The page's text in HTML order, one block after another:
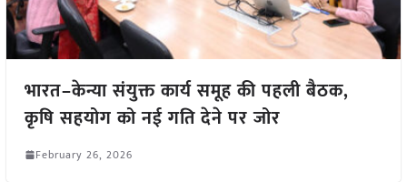
भारत–केन्या संयुक्त कार्य समूह की पहली बैठक,
कृषि सहयोग को नई गति देने पर जोर
February 26, 2026